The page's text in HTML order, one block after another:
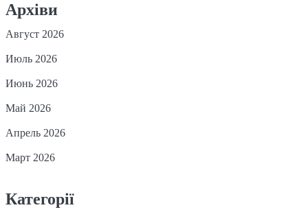
Архіви
Август 2026
Июль 2026
Июнь 2026
Май 2026
Апрель 2026
Март 2026
Категорії